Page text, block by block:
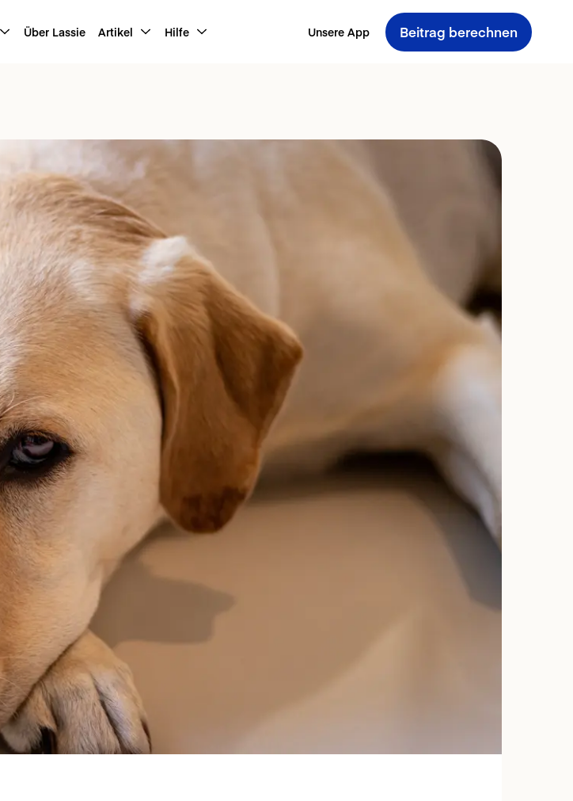
Über Lassie Artikel Hilfe Unsere App Beitrag berechnen